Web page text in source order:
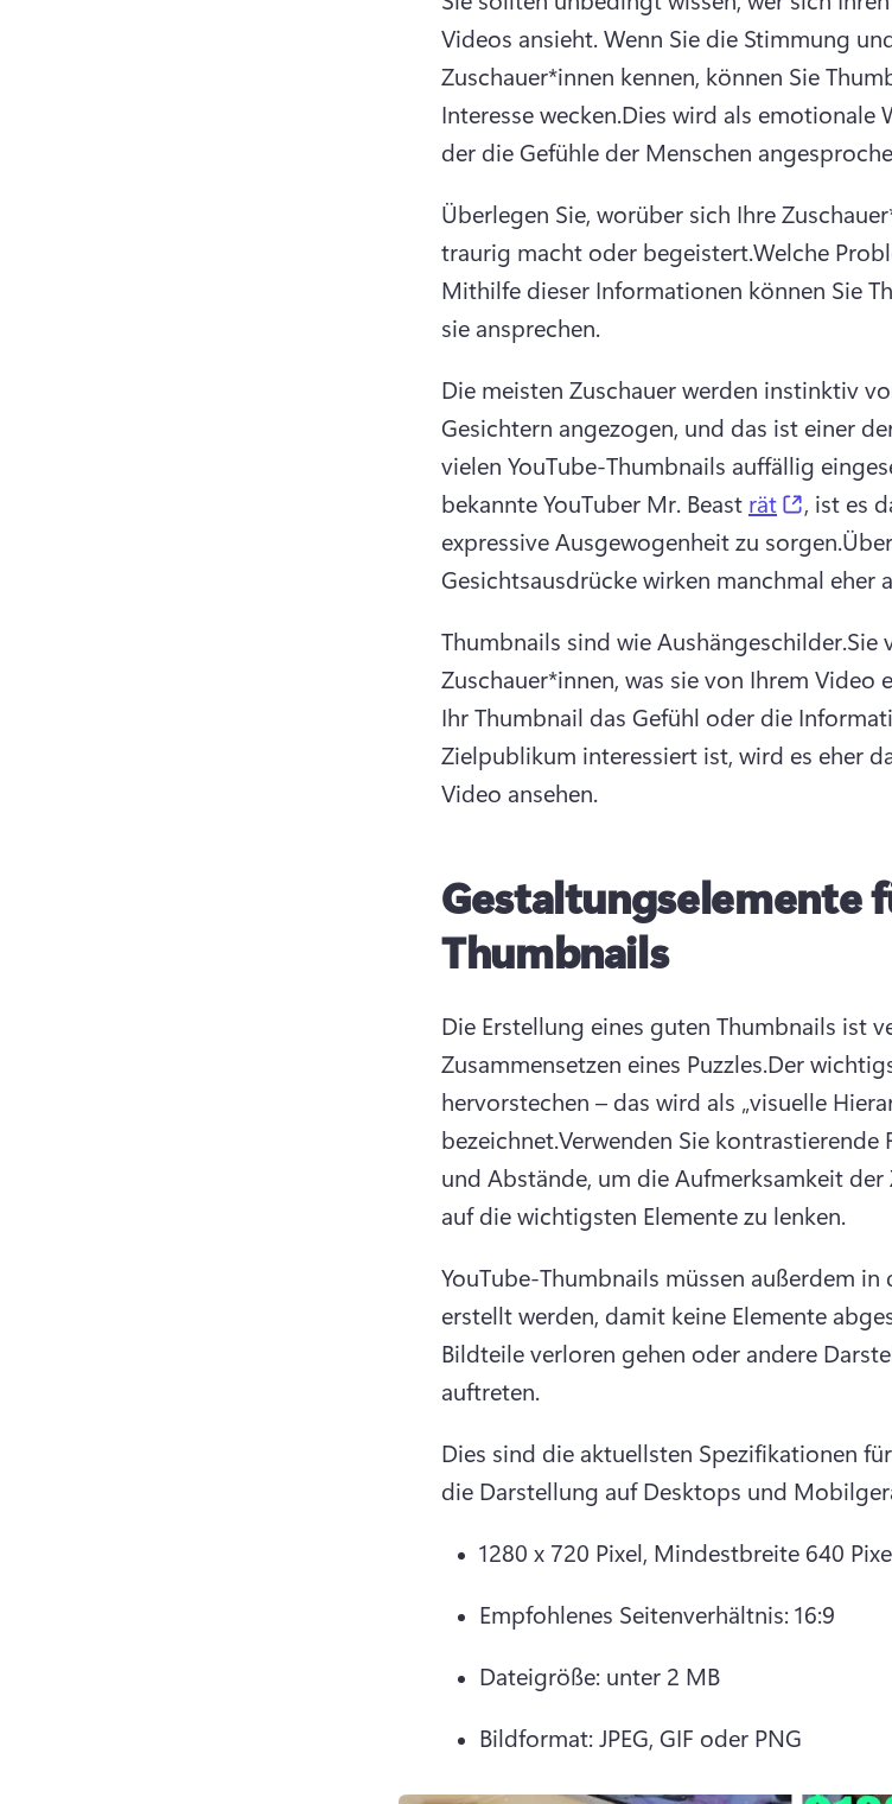
Videos ansieht. Wenn Sie die Stimmung
Zuschauer*innen kennen, können Sie
Interesse wecken.Dies wird als emotionale
der die Gefühle der Menschen
Überlegen Sie, worüber sich Ihre
traurig macht oder begeistert.Welche
Mithilfe dieser Informationen können Sie
sie ansprechen.
Die meisten Zuschauer werden instinktiv
Gesichtern angezogen, und das ist einer
vielen YouTube-Thumbnails auffällig
bekannte YouTuber Mr. Beast rät (opens
, ist es
expressive Ausgewogenheit zu sorgen.
Gesichtsausdrücke wirken manchmal eher
Thumbnails sind wie Aushängeschilder.Sie
Zuschauer*innen, was sie von Ihrem Video
Ihr Thumbnail das Gefühl oder die
Zielpublikum interessiert ist, wird es eher
Video ansehen.
Gestaltungselemente
Thumbnails
Die Erstellung eines guten Thumbnails ist
Zusammensetzen eines Puzzles.Der
hervorstechen – das wird als „visuelle
bezeichnet.Verwenden Sie kontrastierende
und Abstände, um die Aufmerksamkeit
auf die wichtigsten Elemente zu lenken.
YouTube-Thumbnails müssen außerdem
erstellt werden, damit keine Elemente
Bildteile verloren gehen oder andere
auftreten.
Dies sind die aktuellsten Spezifikationen
die Darstellung auf Desktops und
1280 x 720 Pixel, Mindestbreite 640
Empfohlenes Seitenverhältnis: 16:9
Dateigröße: unter 2 MB
Bildformat: JPEG, GIF oder PNG